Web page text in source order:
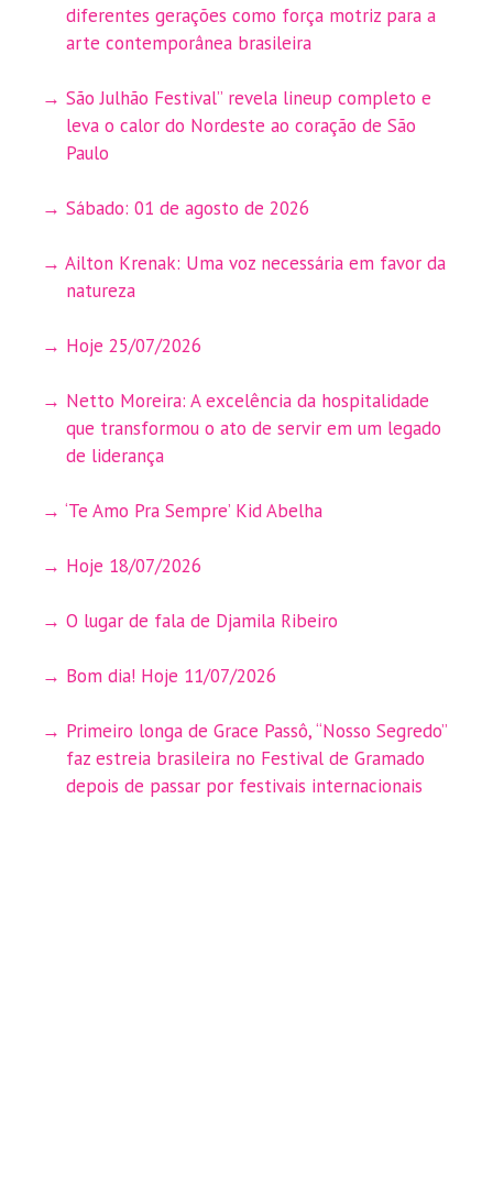
diferentes gerações como força motriz para a
arte contemporânea brasileira
São Julhão Festival” revela lineup completo e
leva o calor do Nordeste ao coração de São
Paulo
Sábado: 01 de agosto de 2026
Ailton Krenak: Uma voz necessária em favor da
natureza
Hoje 25/07/2026
Netto Moreira: A excelência da hospitalidade
que transformou o ato de servir em um legado
de liderança
‘Te Amo Pra Sempre’ Kid Abelha
Hoje 18/07/2026
O lugar de fala de Djamila Ribeiro
Bom dia! Hoje 11/07/2026
Primeiro longa de Grace Passô, “Nosso Segredo”
faz estreia brasileira no Festival de Gramado
depois de passar por festivais internacionais